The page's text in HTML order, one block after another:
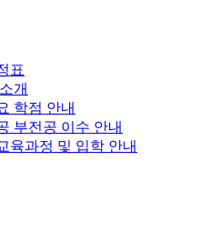
표
개
학점 안내
부전공 이수 안내
육과정 및 입학 안내